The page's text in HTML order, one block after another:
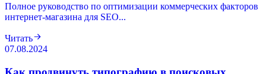
Полное руководство по оптимизации коммерческих факторов
интернет-магазина для SEO...
Читать
07.08.2024